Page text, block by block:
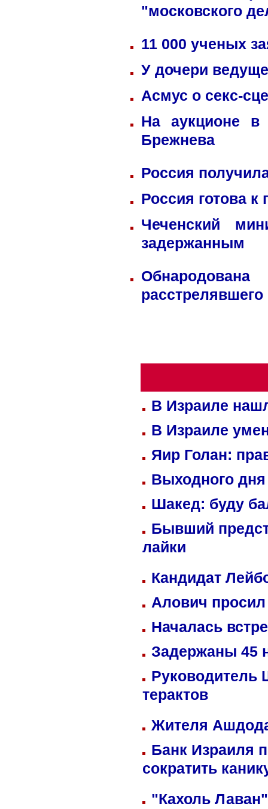
"московского
11 000 ученых
У дочери
Асмус о секс-
На аукционе в
Брежнева
Россия
Россия готова к
Чеченский
задержанным
В Израиле
В Израиле
Яир Голан:
Выходного
Шакед: буду
Бывший
лайки
Кандидат
Алович просил
Началась
Задержаны 45
Руководитель
терактов
Жителя
Банк Израиля
сократить
"Кахоль